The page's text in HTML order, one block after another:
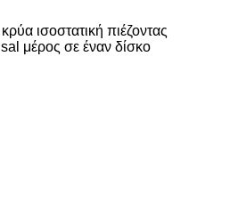
ισοστατική πιέζοντας
μέρος σε έναν δίσκο